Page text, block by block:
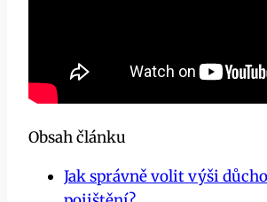
Obsah článku
Jak správně volit výši